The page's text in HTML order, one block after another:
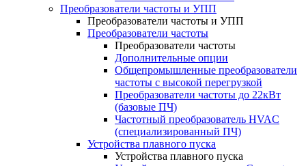
Преобразователи частоты и УПП
Преобразователи частоты и УПП
Преобразователи частоты
Преобразователи частоты
Дополнительные опции
Общепромышленные преобразователи
частоты с высокой перегрузкой
Преобразователи частоты до 22кВт
(базовые ПЧ)
Частотный преобразователь HVAC
(специализированный ПЧ)
Устройства плавного пуска
Устройства плавного пуска